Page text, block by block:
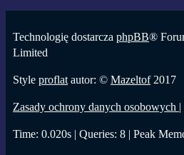
Technologię dostarcza phpBB®
Limited
Style proflat autor: © Mazeltof2017
Zasady ochrony danych osobowych |
Time: 0.020s | Queries: 8 | Peak